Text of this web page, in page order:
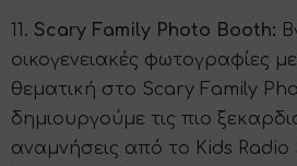
11. Scary Family Photo Booth:
οικογενειακές φωτογραφίες
θεματική στο Scary Family
δημιουργούμε τις πιο
αναμνήσεις από το Kids Radio